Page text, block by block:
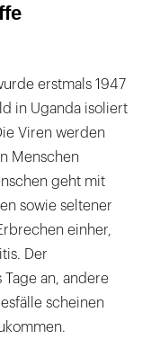
erstmals 1947
in Uganda isoliert
Viren werden
Menschen
geht mit
sowie seltener
einher,
Der
Tage an, andere
scheinen